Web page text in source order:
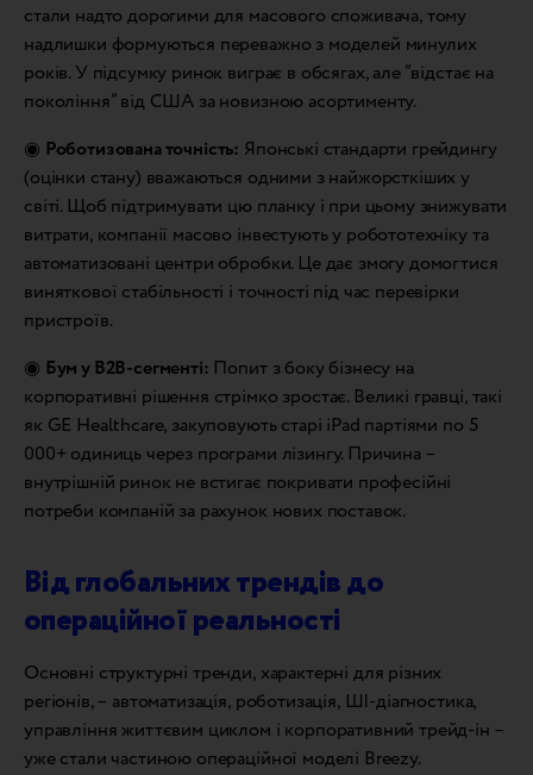
стали надто дорогими для масового споживача, тому
надлишки формуються переважно з моделей минулих
років. У підсумку ринок виграє в обсягах, але “відстає на
покоління” від США за новизною асортименту.
◉ Роботизована точність: Японські стандарти грейдингу
(оцінки стану) вважаються одними з найжорсткіших у
світі. Щоб підтримувати цю планку і при цьому знижувати
витрати, компанії масово інвестують у робототехніку та
автоматизовані центри обробки. Це дає змогу домогтися
виняткової стабільності і точності під час перевірки
пристроїв.
◉ Бум у B2B-сегменті: Попит з боку бізнесу на
корпоративні рішення стрімко зростає. Великі гравці, такі
як GE Healthcare, закуповують старі iPad партіями по 5
000+ одиниць через програми лізингу. Причина –
внутрішній ринок не встигає покривати професійні
потреби компаній за рахунок нових поставок.
Від глобальних трендів до
операційної реальності
Основні структурні тренди, характерні для різних
регіонів, – автоматизація, роботизація, ШІ-діагностика,
управління життєвим циклом і корпоративний трейд-ін –
уже стали частиною операційної моделі Breezy.